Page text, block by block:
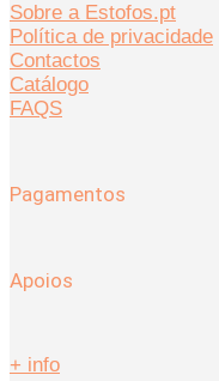
Sobre a Estofos.pt
Política de privacidade
Contactos
Catálogo
FAQS
Pagamentos
Apoios
+ info